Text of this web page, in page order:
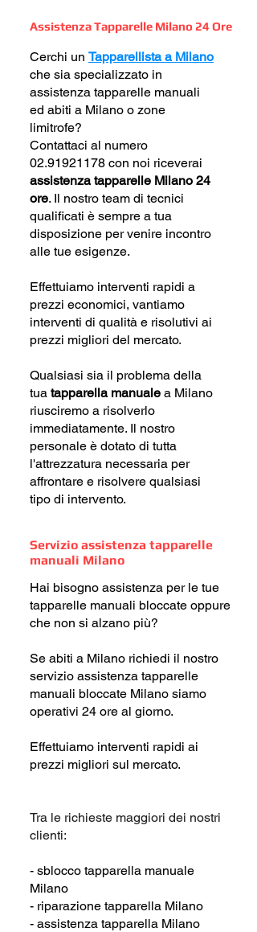
Assistenza Tapparelle Milano 24 Ore
Cerchi un Tapparellista a Milano
che sia specializzato in
assistenza tapparelle manuali
ed abiti a Milano o zone
limitrofe?
Contattaci al numero
02.91921178 con noi riceverai
assistenza tapparelle Milano 24
ore. Il nostro team di tecnici
qualificati è sempre a tua
disposizione per venire incontro
alle tue esigenze.
Effettuiamo interventi rapidi a
prezzi economici, vantiamo
interventi di qualità e risolutivi ai
prezzi migliori del mercato.
Qualsiasi sia il problema della
tua tapparella manuale a Milano
riusciremo a risolverlo
immediatamente. Il nostro
personale è dotato di tutta
l'attrezzatura necessaria per
affrontare e risolvere qualsiasi
tipo di intervento.
Servizio assistenza tapparelle
manuali Milano
Hai bisogno assistenza per le tue
tapparelle manuali bloccate oppure
che non si alzano più?
Se abiti a Milano richiedi il nostro
servizio assistenza tapparelle
manuali bloccate Milano siamo
operativi 24 ore al giorno.
Effettuiamo interventi rapidi ai
prezzi migliori sul mercato.
Tra le richieste maggiori dei nostri
clienti:
- sblocco tapparella manuale
Milano
- riparazione tapparella Milano
- assistenza tapparella Milano